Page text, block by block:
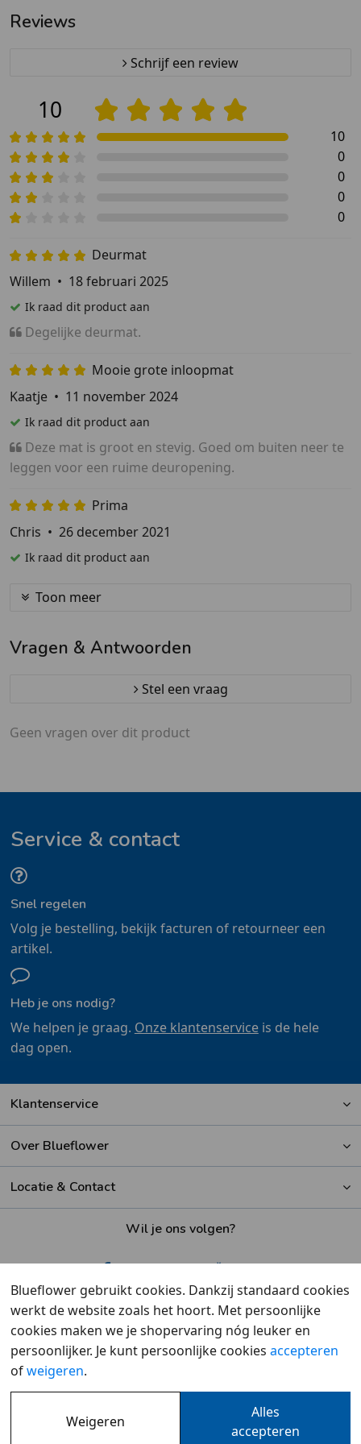
Reviews
Schrijf een review
10
10
0
0
0
0
Deurmat
Willem • 18 februari 2025
Ik raad dit product aan
Degelijke deurmat.
Mooie grote inloopmat
Kaatje • 11 november 2024
Ik raad dit product aan
Deze mat is groot en stevig. Goed om buiten neer te
leggen voor een ruime deuropening.
Prima
Chris • 26 december 2021
Ik raad dit product aan
Toon meer
Vragen & Antwoorden
Stel een vraag
Geen vragen over dit product
Service & contact
Snel regelen
Volg je bestelling, bekijk facturen of retourneer een
artikel.
Heb je ons nodig?
We helpen je graag. Onze klantenserviceis de hele
dag open.
Klantenservice
Over Blueflower
Locatie & Contact
Wil je ons volgen?
door klanten
Overzicht Privacy
Blueflower gebruikt cookies. Dankzij standaard cookies
werkt de website zoals het hoort. Met persoonlijke
cookies maken we je shopervaring nóg leuker en
persoonlijker. Je kunt persoonlijke cookies accepteren
ofweigeren.
Weigeren
Alles
accepteren